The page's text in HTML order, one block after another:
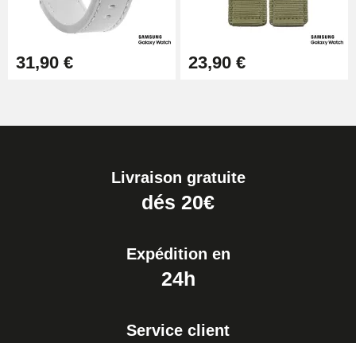
31,90 € 23,90 €
Livraison gratuite
dés 20€
Expédition en
24h
Service client